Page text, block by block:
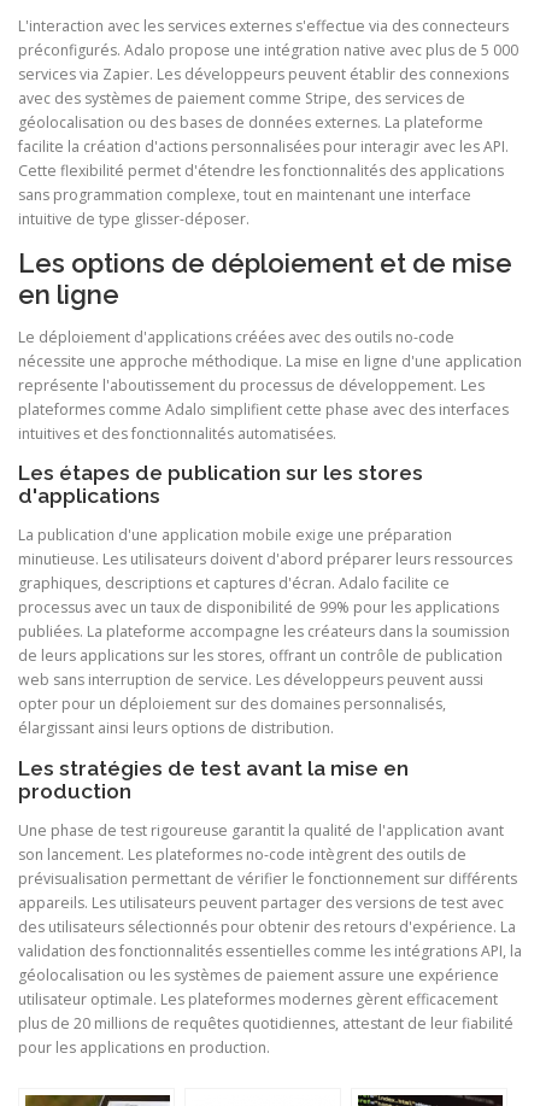
L'interaction avec les services externes s'effectue via des connecteurs
préconfigurés. Adalo propose une intégration native avec plus de 5 000
services via Zapier. Les développeurs peuvent établir des connexions
avec des systèmes de paiement comme Stripe, des services de
géolocalisation ou des bases de données externes. La plateforme
facilite la création d'actions personnalisées pour interagir avec les API.
Cette flexibilité permet d'étendre les fonctionnalités des applications
sans programmation complexe, tout en maintenant une interface
intuitive de type glisser-déposer.
Les options de déploiement et de mise
en ligne
Le déploiement d'applications créées avec des outils no-code
nécessite une approche méthodique. La mise en ligne d'une application
représente l'aboutissement du processus de développement. Les
plateformes comme Adalo simplifient cette phase avec des interfaces
intuitives et des fonctionnalités automatisées.
Les étapes de publication sur les stores
d'applications
La publication d'une application mobile exige une préparation
minutieuse. Les utilisateurs doivent d'abord préparer leurs ressources
graphiques, descriptions et captures d'écran. Adalo facilite ce
processus avec un taux de disponibilité de 99% pour les applications
publiées. La plateforme accompagne les créateurs dans la soumission
de leurs applications sur les stores, offrant un contrôle de publication
web sans interruption de service. Les développeurs peuvent aussi
opter pour un déploiement sur des domaines personnalisés,
élargissant ainsi leurs options de distribution.
Les stratégies de test avant la mise en
production
Une phase de test rigoureuse garantit la qualité de l'application avant
son lancement. Les plateformes no-code intègrent des outils de
prévisualisation permettant de vérifier le fonctionnement sur différents
appareils. Les utilisateurs peuvent partager des versions de test avec
des utilisateurs sélectionnés pour obtenir des retours d'expérience. La
validation des fonctionnalités essentielles comme les intégrations API, la
géolocalisation ou les systèmes de paiement assure une expérience
utilisateur optimale. Les plateformes modernes gèrent efficacement
plus de 20 millions de requêtes quotidiennes, attestant de leur fiabilité
pour les applications en production.